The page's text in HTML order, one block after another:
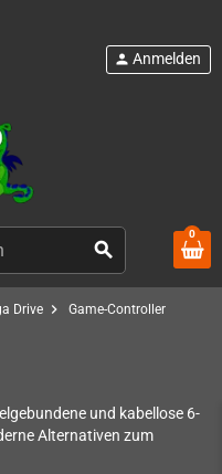
search
person Anmelden
0
Drive chevron_right Game-Controller
und kabellose 6-
Alternativen zum